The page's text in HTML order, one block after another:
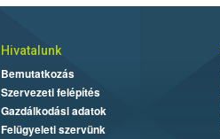
Hivatalunk
Bemutatkozás
Szervezeti felépítés
Gazdálkodási adatok
Felügyeleti szervünk